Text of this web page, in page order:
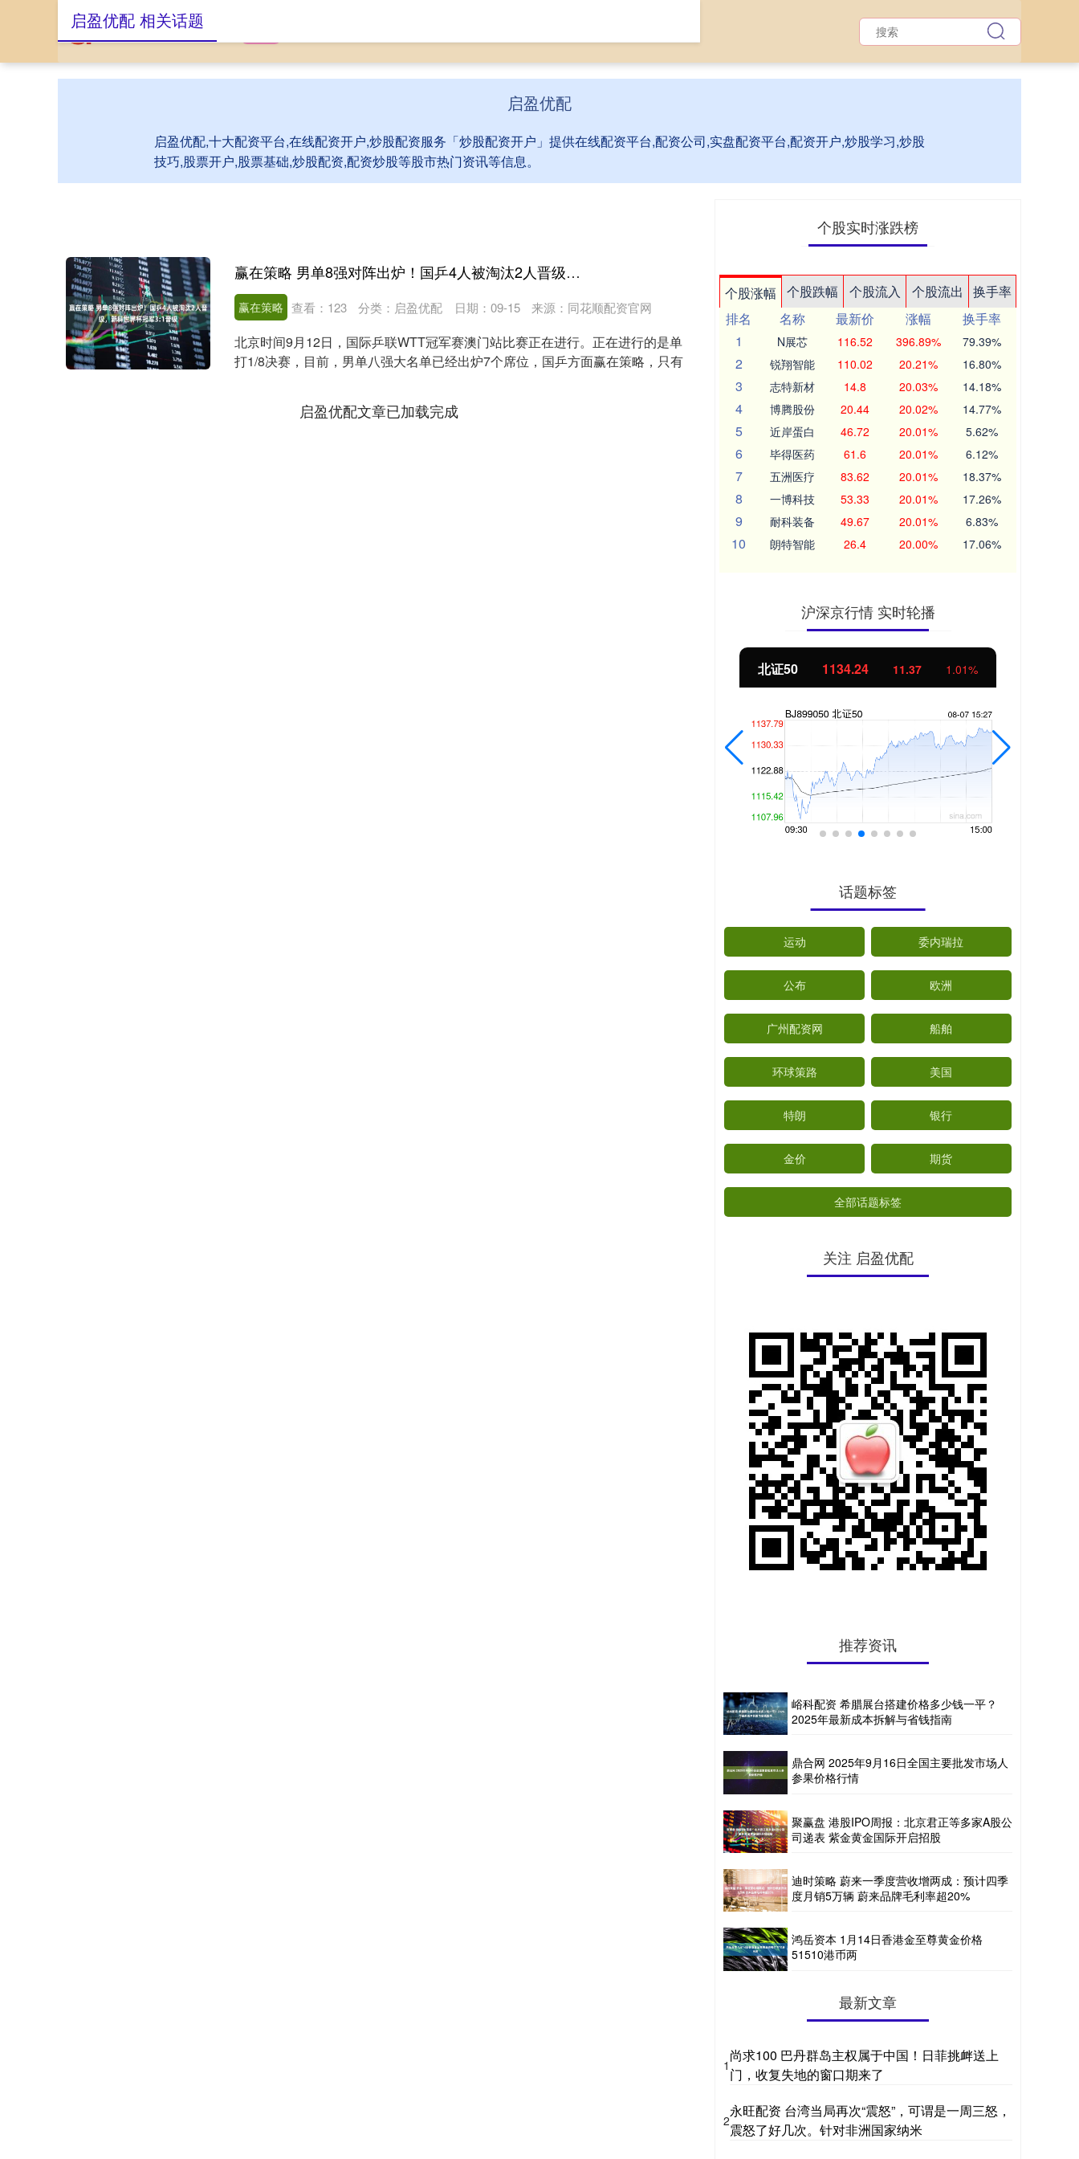
启盈优配
启盈优配,十大配资平台,在线配资开户,炒股配资服务「炒股配资开户」提供在线配资平台,配资公司,实盘配资平台,配资开户,炒股学习,炒股
技巧,股票开户,股票基础,炒股配资,配资炒股等股市热门资讯等信息。
启盈优配 相关话题
赢在策略 男单8强对阵出炉！国乒4人被淘汰2人晋级，新科世界杯冠军3:1晋级
赢在策略 日期：09-15 来源：同花顺配资官网
查看： 123 分类： 启盈优配
北京时间9月12日，国际乒联WTT冠军赛澳门站比赛正在进行。正在进行的是单
打1/8决赛，目前，男单八强大名单已经出炉7个席位，国乒方面赢在策略，只有
启盈优配文章已加载完成
个股实时涨跌榜
个股涨幅 个股跌幅 个股流入 个股流出
换手率
排名
名称 最新价 涨幅
换手率
1
N展芯 116.52 396.89% 79.39%
2 锐翔智能 110.02 20.21% 16.80%
3 志特新材 14.8 20.03% 14.18%
4 博腾股份 20.44 20.02% 14.77%
5 近岸蛋白 46.72 20.01% 5.62%
6 毕得医药 61.6 20.01% 6.12%
7 五洲医疗 83.62 20.01% 18.37%
8 一博科技 53.33 20.01% 17.26%
9 耐科装备 49.67 20.01% 6.83%
10 朗特智能 26.4 20.00% 17.06%
沪深京行情 实时轮播
北证50 1134.24 11.37 1.01%
话题标签
运动 委内瑞拉
公布 欧洲
广州配资网 船舶
环球策路 美国
特朗 银行
金价 期货
全部话题标签
关注 启盈优配
推荐资讯
峪科配资 希腊展台搭建价格多少钱一平？
2025年最新成本拆解与省钱指南
鼎合网 2025年9月16日全国主要批发市场人
参果价格行情
聚赢盘 港股IPO周报：北京君正等多家A股公
司递表 紫金黄金国际开启招股
迪时策略 蔚来一季度营收增两成：预计四季
度月销5万辆 蔚来品牌毛利率超20%
鸿岳资本 1月14日香港金至尊黄金价格
51510港币两
最新文章
1
尚求100 巴丹群岛主权属于中国！日菲挑衅送上
门，收复失地的窗口期来了
2
永旺配资 台湾当局再次“震怒”，可谓是一周三怒，
震怒了好几次。针对非洲国家纳米